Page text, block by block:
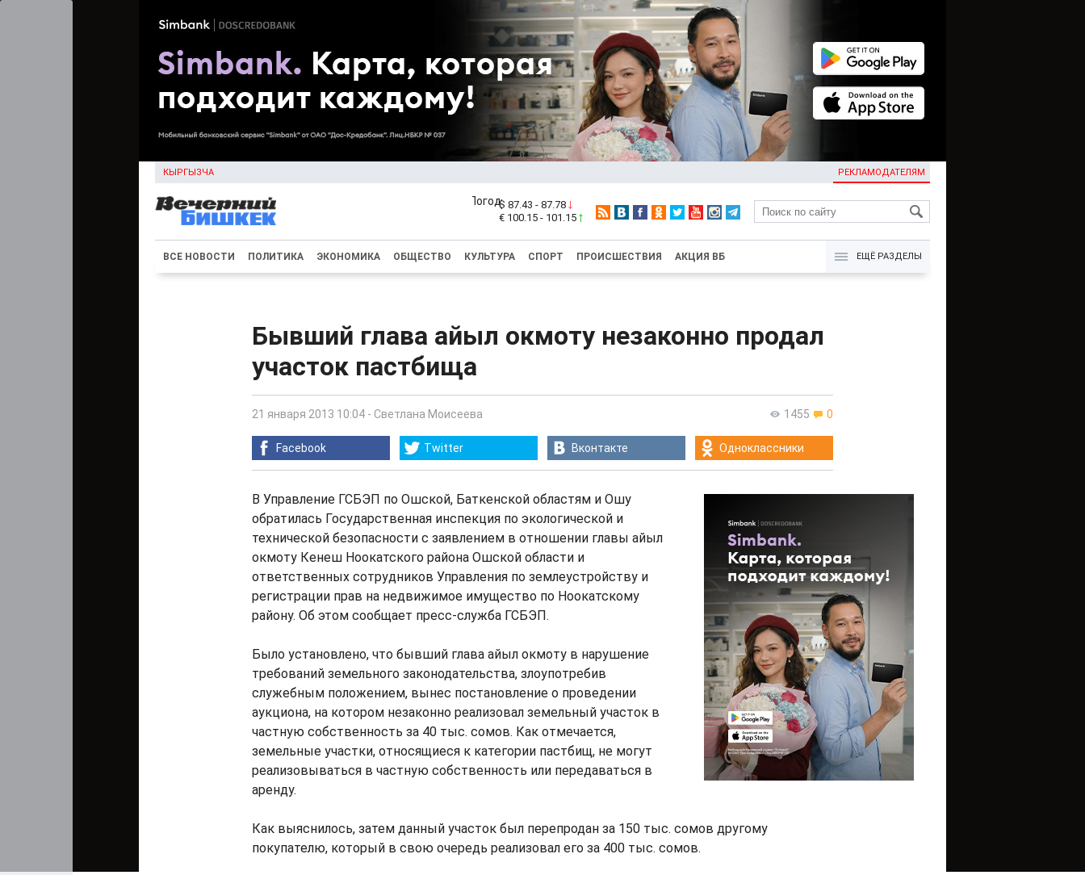
КЫРГЫЗЧА РЕКЛАМОДАТЕЛЯМ
KG
$ 87.43 - 87.78
€ 100.15 - 101.15
ВСЕ НОВОСТИ ПОЛИТИКА ЭКОНОМИКА ОБЩЕСТВО КУЛЬТУРА СПОРТ ПРОИСШЕСТВИЯ АКЦИЯ ВБ ЕЩЁ РАЗДЕЛЫ
Бывший глава айыл окмоту незаконно продал
участок пастбища
1455 0
21 января 2013 10:04 - Светлана Моисеева
Facebook Twitter Вконтакте Одноклассники
В Управление ГСБЭП по Ошской, Баткенской областям и Ошу
обратилась Государственная инспекция по экологической и
технической безопасности с заявлением в отношении главы айыл
окмоту Кенеш Ноокатского района Ошской области и
ответственных сотрудников Управления по землеустройству и
регистрации прав на недвижимое имущество по Ноокатскому
району. Об этом сообщает пресс-служба ГСБЭП.
Было установлено, что бывший глава айыл окмоту в нарушение
требований земельного законодательства, злоупотребив
служебным положением, вынес постановление о проведении
аукциона, на котором незаконно реализовал земельный участок в
частную собственность за 40 тыс. сомов. Как отмечается,
земельные участки, относящиеся к категории пастбищ, не могут
реализовываться в частную собственность или передаваться в
аренду.
Как выяснилось, затем данный участок был перепродан за 150 тыс. сомов другому
покупателю, который в свою очередь реализовал его за 400 тыс. сомов.